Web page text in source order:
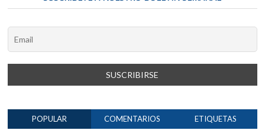
POPULAR COMENTARIOS ETIQUETAS